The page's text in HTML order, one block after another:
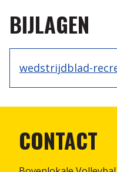
BIJLAGEN
wedstrijdblad-
CONTACT